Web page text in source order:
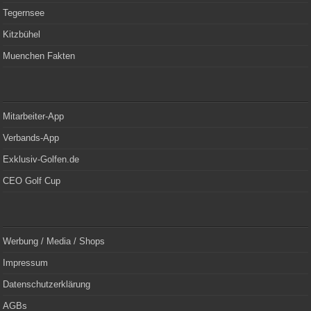
Tegernsee
Kitzbühel
Muenchen Fakten
Mitarbeiter-App
Verbands-App
Exklusiv-Golfen.de
CEO Golf Cup
Werbung / Media / Shops
Impressum
Datenschutzerklärung
AGBs